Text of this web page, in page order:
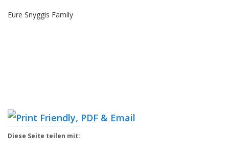
Eure Snyggis Family
Diese Seite teilen mit: